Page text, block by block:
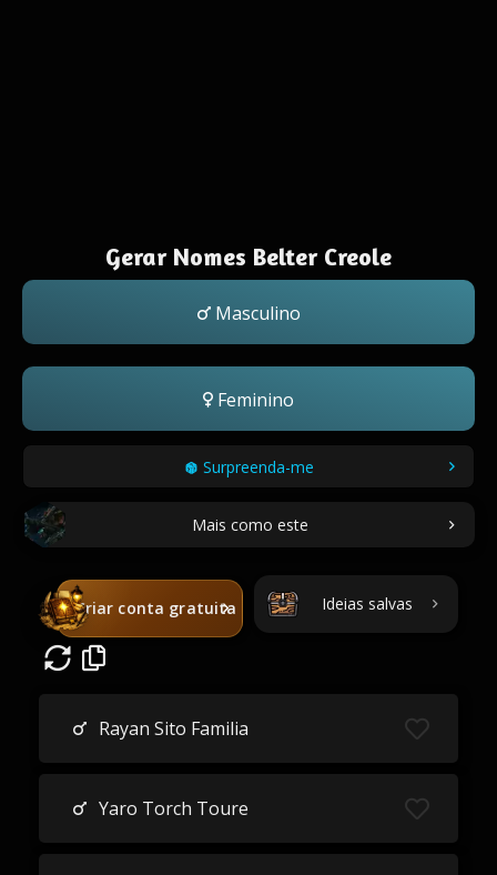
Gerar Nomes Belter Creole
Masculino
Feminino
Surpreenda-me
Mais como este
Criar conta gratuita Ideias salvas
Rayan Sito Familia
Yaro Torch Toure